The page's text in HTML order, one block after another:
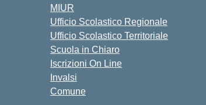
MIUR
Ufficio Scolastico Regionale
Ufficio Scolastico Territoriale
Scuola in Chiaro
Iscrizioni On Line
Invalsi
Comune